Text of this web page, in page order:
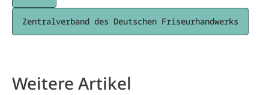
Zentralverband des Deutschen Friseurhandwerks
Weitere Artikel